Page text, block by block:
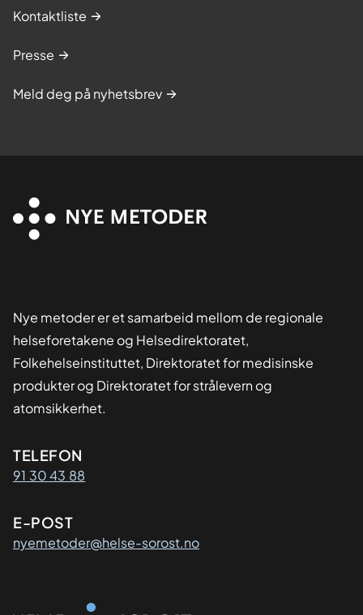
Kontaktliste
Presse
Meld deg på nyhetsbrev
Nye metoder er et samarbeid mellom de regionale
helseforetakene og Helsedirektoratet,
Folkehelseinstituttet, Direktoratet for medisinske
produkter og Direktoratet for strålevern og
atomsikkerhet.
Kontaktinformasjon
TELEFON
91 30 43 88
E-POST
nyemetoder@helse-sorost.no
Organisasjon